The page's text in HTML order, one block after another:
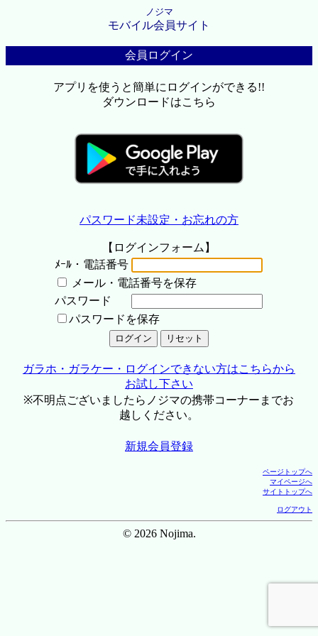
ノジマ
モバイル会員サイト
会員ログイン
アプリを使うと簡単にログインができる!!
ダウンロードはこちら
パスワード未設定・お忘れの方
【ログインフォーム】
ﾒｰﾙ・電話番号
メール・電話番号を保存
パスワード
パスワードを保存
ガラホ・ガラケー・ログインできない方はこちらから
お試し下さい
※不明点ございましたらノジマの携帯コーナーまでお
越しください。
新規会員登録
ページトップへ
マイページへ
サイトトップへ
ログアウト
© 2026 Nojima.